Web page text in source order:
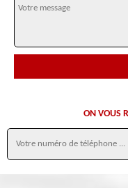
ON VOUS